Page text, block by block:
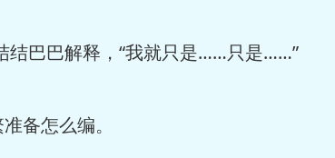
巴巴解释，“我就只是……只是……”
备怎么编。